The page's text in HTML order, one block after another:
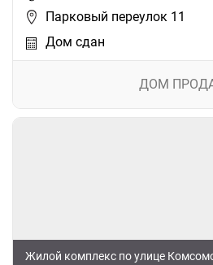
Парковый переулок 11
Дом сдан
ДОМ
Жилой комплекс по улице